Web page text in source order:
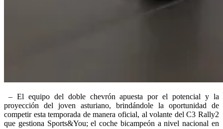
– El equipo del doble chevrón apuesta por el potencial y la
proyección del joven asturiano, brindándole la oportunidad de
competir esta temporada de manera oficial, al volante del C3 Rally2
que gestiona Sports&You; el coche bicampeón a nivel nacional en